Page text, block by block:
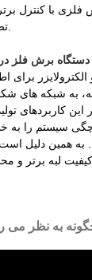
با کنترل
(3) دستگاه برش فلز
برای
به شبکه های
این کاربردهای
سیستم را به
به همین دلیل
لبه برتر و
به نظر می